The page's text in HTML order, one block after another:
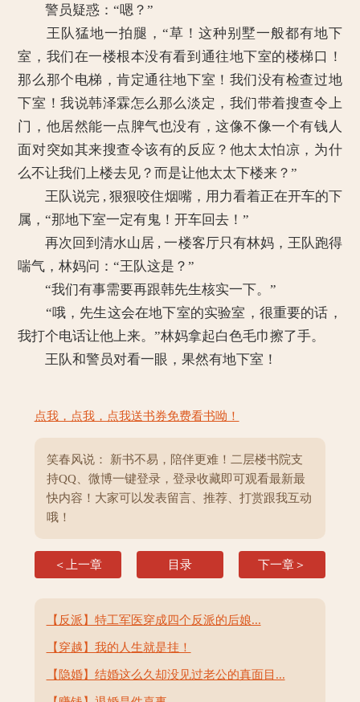
警员疑惑：“嗯？”
王队猛地一拍腿，“草！这种别墅一般都有地下
室，我们在一楼根本没有看到通往地下室的楼梯口！
那么那个电梯，肯定通往地下室！我们没有检查过地
下室！我说韩泽霖怎么那么淡定，我们带着搜查令上
门，他居然能一点脾气也没有，这像不像一个有钱人
面对突如其来搜查令该有的反应？他太太怕凉，为什
么不让我们上楼去见？而是让他太太下楼来？”
王队说完 , 狠狠咬住烟嘴，用力看着正在开车的下
属，“那地下室一定有鬼！开车回去！”
再次回到清水山居 , 一楼客厅只有林妈，王队跑得
喘气，林妈问：“王队这是？”
“我们有事需要再跟韩先生核实一下。”
“哦，先生这会在地下室的实验室，很重要的话，
我打个电话让他上来。”林妈拿起白色毛巾擦了手。
王队和警员对看一眼，果然有地下室！
点我，点我，点我送书券免费看书呦！
笑春风说： 新书不易，陪伴更难！二层楼书院支
持QQ、微博一键登录，登录收藏即可观看最新最
快内容！大家可以发表留言、推荐、打赏跟我互动
哦！
＜上一章 目录 下一章＞
【反派】特工军医穿成四个反派的后娘...
【穿越】我的人生就是挂！
【隐婚】结婚这么久却没见过老公的真面目...